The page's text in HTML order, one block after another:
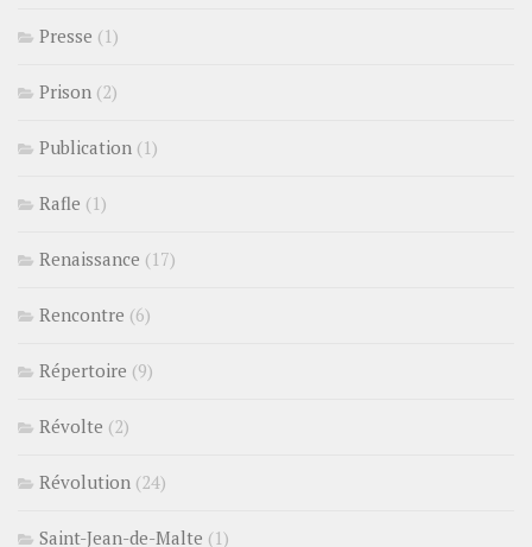
Presse (1)
Prison (2)
Publication (1)
Rafle (1)
Renaissance (17)
Rencontre (6)
Répertoire (9)
Révolte (2)
Révolution (24)
Saint-Jean-de-Malte (1)